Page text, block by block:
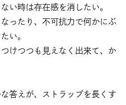
い時は存在感を消したい。
ったり、不可抗力で何かにぶ
い。
けつつも見えなく出来て、か
答えが、ストラップを長くす